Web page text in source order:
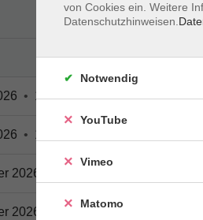
• 15:00 – 17:15 Uhr
• 15:00 – 17:15 Uhr
2026
2026 15:00 – 17:15 Uhr
von Cookies ein. Weitere
Datenschutzhinweisen.
Notwendig
YouTube
Vimeo
Matomo